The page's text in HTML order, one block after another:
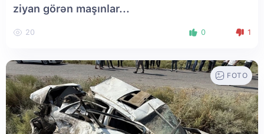
ziyan görən maşınlar...
20 0 1
FOTO